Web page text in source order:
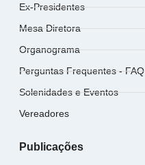
Ex-Presidentes
Mesa Diretora
Organograma
Perguntas Frequentes - FAQ
Solenidades e Eventos
Vereadores
Publicações